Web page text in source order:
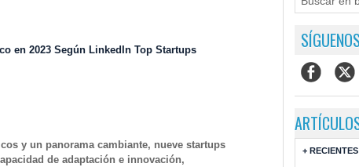
en 2023 Según LinkedIn Top Startups
y un panorama cambiante, nueve startups
de adaptación e innovación,
+ RECIENTES